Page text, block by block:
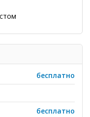
бесплатно
бесплатно